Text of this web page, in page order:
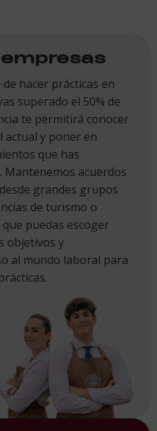
hacer prácticas en
superado el 50% de
te permitirá conocer
actual y poner en
que has
acuerdos
grandes grupos
de turismo o
puedas escoger
objetivos y
al mundo laboral para